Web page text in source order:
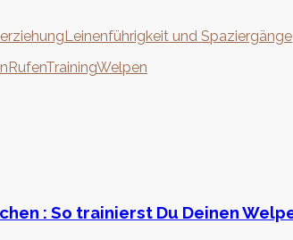
Leinenführigkeit und Spaziergänge
RufenTrainingWelpen
: So trainierst Du Deinen